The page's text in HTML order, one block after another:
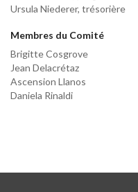
Ursula Niederer, trésorière
Membres du Comité
Brigitte Cosgrove
Jean Delacrétaz
Ascension Llanos
Daniela Rinaldi